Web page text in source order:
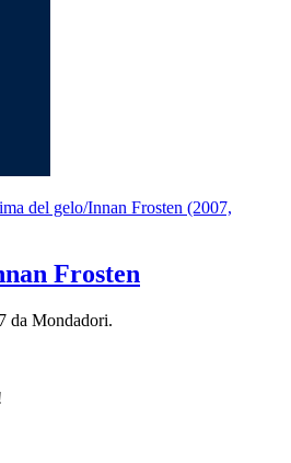
del gelo/Innan Frosten (2007,
Frosten
da Mondadori.